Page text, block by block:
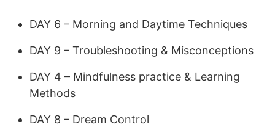
DAY 6 – Morning and Daytime Techniques
DAY 9 – Troubleshooting & Misconceptions
DAY 4 – Mindfulness practice & Learning
Methods
DAY 8 – Dream Control